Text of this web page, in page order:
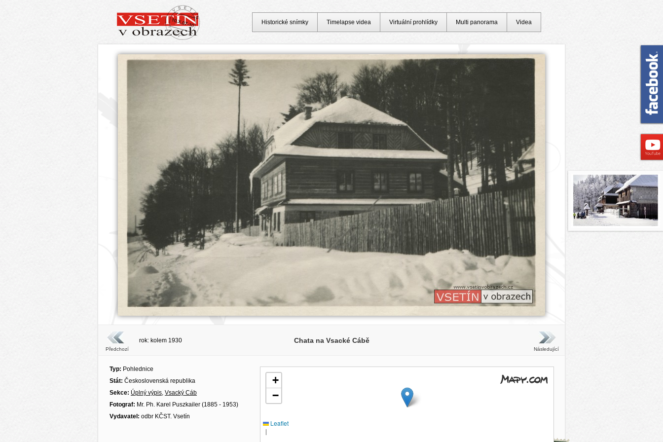
Předchozí
rok: kolem 1930 Chata na Vsacké Cábě
Následující
Typ: Pohlednice
Stát: Československá republika
Sekce: Úplný výpis, Vsacký Cáb
Fotograf: Mr. Ph. Karel Puszkailer (1885 - 1953)
Vydavatel: odbr KČST. Vsetín
+
−
Leaflet
|
Historické snímky Timelapse videa Virtuální prohlídky Multi panorama Videa